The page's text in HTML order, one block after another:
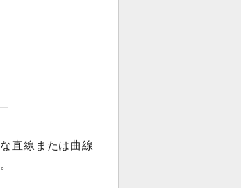
直線または曲線